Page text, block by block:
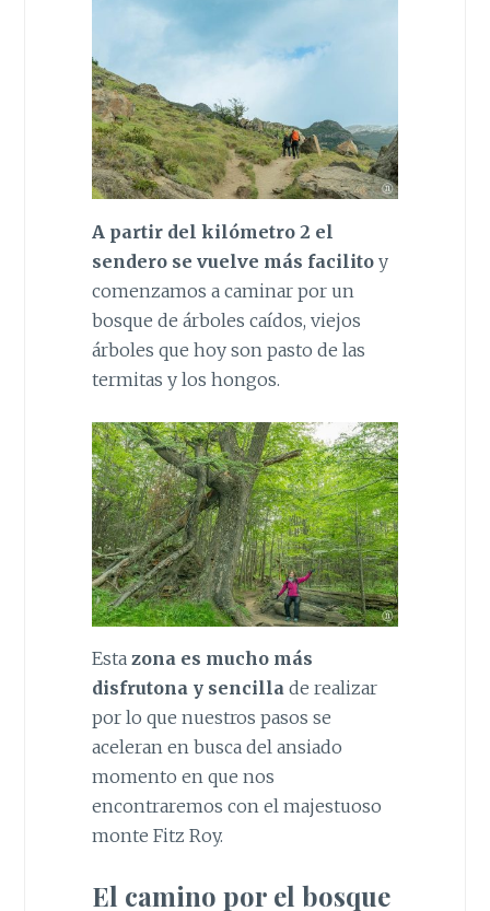
A partir del kilómetro 2 el
sendero se vuelve más facilitoy
comenzamos a caminar por un
bosque de árboles caídos, viejos
árboles que hoy son pasto de las
termitas y los hongos.
Esta zona es mucho más
disfrutona y sencilla de realizar
por lo que nuestros pasos se
aceleran en busca del ansiado
momento en que nos
encontraremos con el majestuoso
monte Fitz Roy.
El camino por el bosque